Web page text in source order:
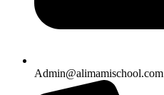
Admin@alimamischool.com